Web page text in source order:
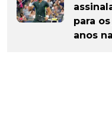
para
anos